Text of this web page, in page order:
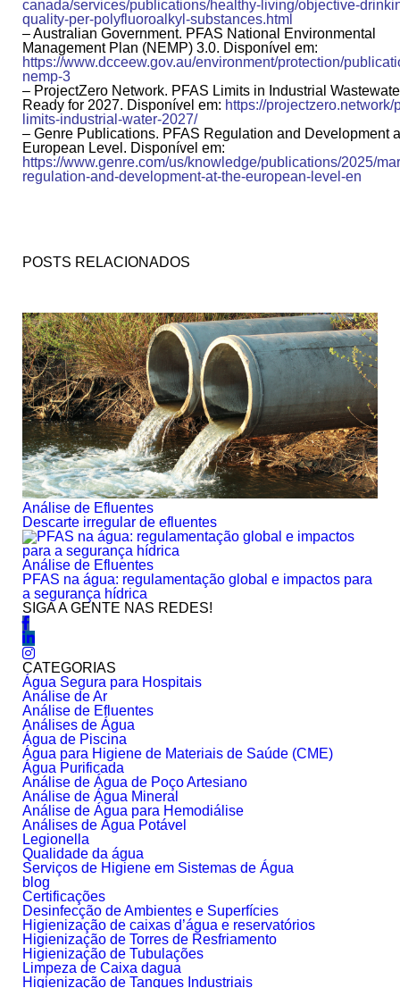
canada/services/publications/healthy-living/objective-
quality-per-polyfluoroalkyl-substances.html
– Australian Government. PFAS National Environmental
Management Plan (NEMP) 3.0. Disponível em:
https://www.dcceew.gov.au/environment/protection/
nemp-3
– ProjectZero Network. PFAS Limits in Industrial
Ready for 2027. Disponível em: https://projectzero.network/
limits-industrial-water-2027/
– Genre Publications. PFAS Regulation and Development
European Level. Disponível em:
https://www.genre.com/us/knowledge/publications/2025/
regulation-and-development-at-the-european-level-en
POSTS RELACIONADOS
Análise de Efluentes
Descarte irregular de efluentes
Análise de Efluentes
PFAS na água: regulamentação global e impactos para
a segurança hídrica
SIGA A GENTE NAS REDES!
CATEGORIAS
Água Segura para Hospitais
Análise de Ar
Análise de Efluentes
Análises de Água
Água de Piscina
Água para Higiene de Materiais de Saúde (CME)
Água Purificada
Análise de Água de Poço Artesiano
Análise de Água Mineral
Análise de Água para Hemodiálise
Análises de Água Potável
Legionella
Qualidade da água
Serviços de Higiene em Sistemas de Água
blog
Certificações
Desinfecção de Ambientes e Superfícies
Higienização de caixas d’água e reservatórios
Higienização de Torres de Resfriamento
Higienização de Tubulações
Limpeza de Caixa dagua
Higienização de Tanques Industriais